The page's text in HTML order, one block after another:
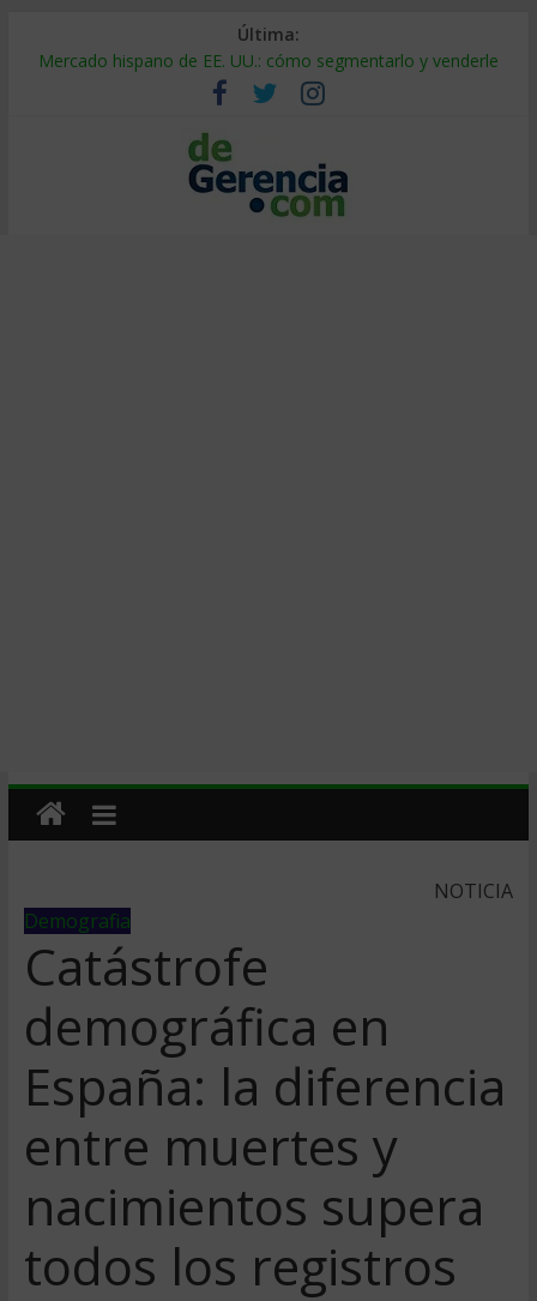
Última:
Mercado hispano de EE. UU.: cómo segmentarlo y venderle
Stablecoins para empresas: cómo pagar y cobrar en 2026
Despido silencioso: qué es y por qué sale tan caro
IA en selección de personal: cómo auditarla a tiempo
Trabajo forzoso en la cadena de suministro: qué hacer
NOTICIA
Demografia
Catástrofe
demográfica en
España: la diferencia
entre muertes y
nacimientos supera
todos los registros